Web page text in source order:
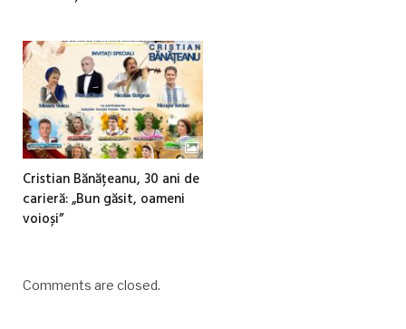
Cristian Bănățeanu, 30 ani de
carieră: „Bun găsit, oameni
voioși”
Comments are closed.